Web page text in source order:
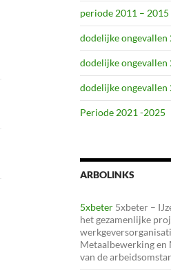
periode 2011 – 2015
dodelijke ongevallen
dodelijke ongevallen
dodelijke ongevallen
Periode 2021 -2025
ARBOLINKS
5xbeter 5xbeter –
het gezamenlijke
Metaalbewerking
van de